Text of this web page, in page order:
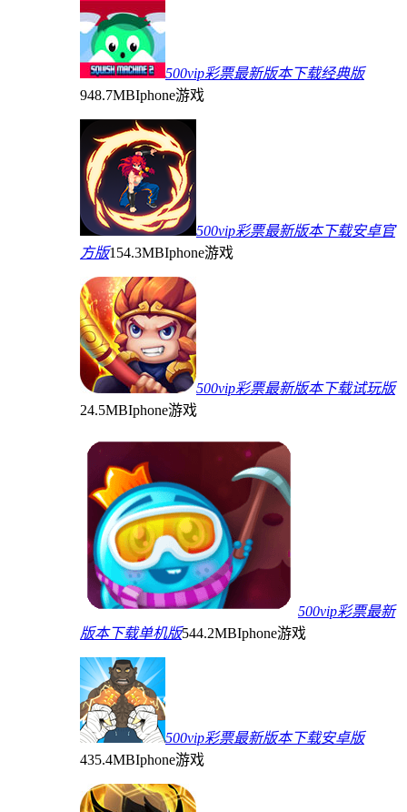
500vip彩票最新版本下载经典版
948.7MBIphone游戏
500vip彩票最新版本下载安卓官
方版154.3MBIphone游戏
500vip彩票最新版本下载试玩版
24.5MBIphone游戏
500vip彩票最新
版本下载单机版544.2MBIphone游戏
500vip彩票最新版本下载安卓版
435.4MBIphone游戏